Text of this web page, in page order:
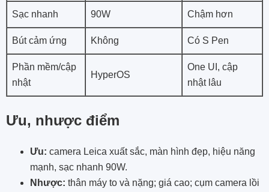
Sạc nhanh 90W Chậm hơn
Bút cảm ứng Không Có S Pen
Phần mềm/cập
nhật
HyperOS
One UI, cập
nhật lâu
Ưu, nhược điểm
Ưu: camera Leica xuất sắc, màn hình đẹp, hiệu năng
mạnh, sạc nhanh 90W.
Nhược: thân máy to và nặng; giá cao; cụm camera lồi